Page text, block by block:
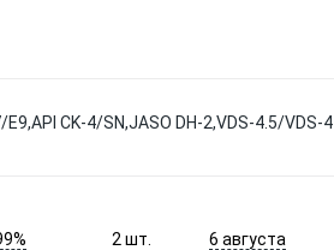
CK-4/SN,JASO DH-2,VDS-4.5/VDS-4
2шт. 6 августа